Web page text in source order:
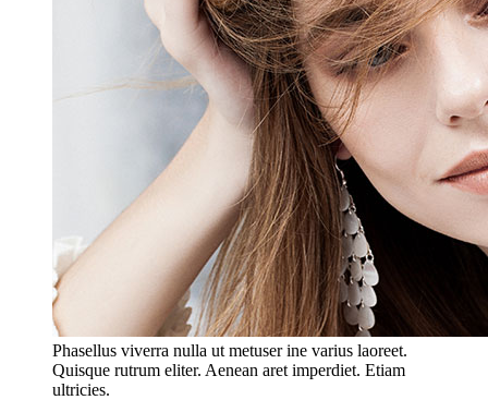
Phasellus viverra nulla ut metuser ine varius laoreet.
Quisque rutrum eliter. Aenean aret imperdiet. Etiam
ultricies.